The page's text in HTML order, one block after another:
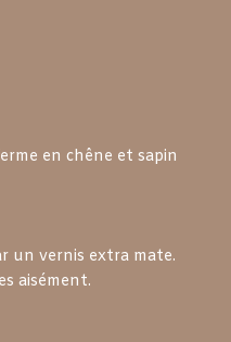
en chêne et sapin
un vernis extra mate.
aisément.